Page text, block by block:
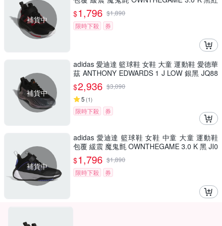
補貨中
JQ7939
$1,796 $1,890
限時下殺
券
補貨中
adidas 愛迪達 籃球鞋 女鞋 大童 運動鞋 愛德華
茲 ANTHONY EDWARDS 1 J LOW 銀黑 JQ88
85
$2,936 $3,090
5 (1)
限時下殺 券
補貨中
adidas 愛迪達 籃球鞋 女鞋 中童 大童 運動鞋
包覆 緩震 魔鬼氈 OWNTHEGAME 3.0 K 黑 JI0
393 (C5106)
$1,796 $1,890
限時下殺
券